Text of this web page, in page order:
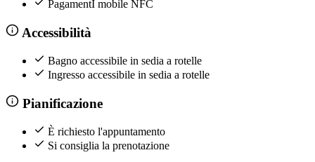
PagamentI mobile NFC
Accessibilità
Bagno accessibile in sedia a rotelle
Ingresso accessibile in sedia a rotelle
Pianificazione
È richiesto l'appuntamento
Si consiglia la prenotazione